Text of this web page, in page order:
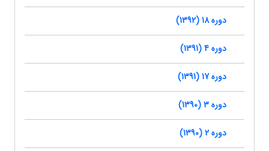
دوره 18 (1392)
دوره 4 (1391)
دوره 17 (1391)
دوره 3 (1390)
دوره 2 (1390)